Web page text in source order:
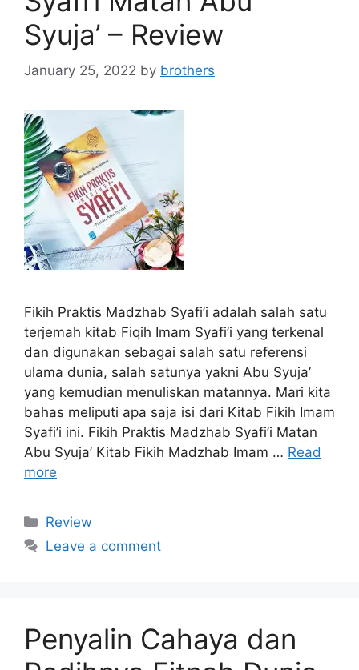
Syuja’ – Review
January 25, 2022 by brothers
Fikih Praktis Madzhab Syafi’i adalah salah satu
terjemah kitab Fiqih Imam Syafi’i yang terkenal
dan digunakan sebagai salah satu referensi
ulama dunia, salah satunya yakni Abu Syuja’
yang kemudian menuliskan matannya. Mari kita
bahas meliputi apa saja isi dari Kitab Fikih Imam
Syafi’i ini. Fikih Praktis Madzhab Syafi’i Matan
Abu Syuja’ Kitab Fikih Madzhab Imam … Read
more
Categories
Review
Leave a comment
Penyalin Cahaya dan